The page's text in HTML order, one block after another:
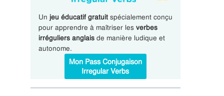
Un jeu éducatif gratuitspécialement conçu
pour apprendre à maîtriser les verbes
irréguliers anglaisde manière ludique et
autonome.
Mon Pass Conjugaison
Irregular Verbs